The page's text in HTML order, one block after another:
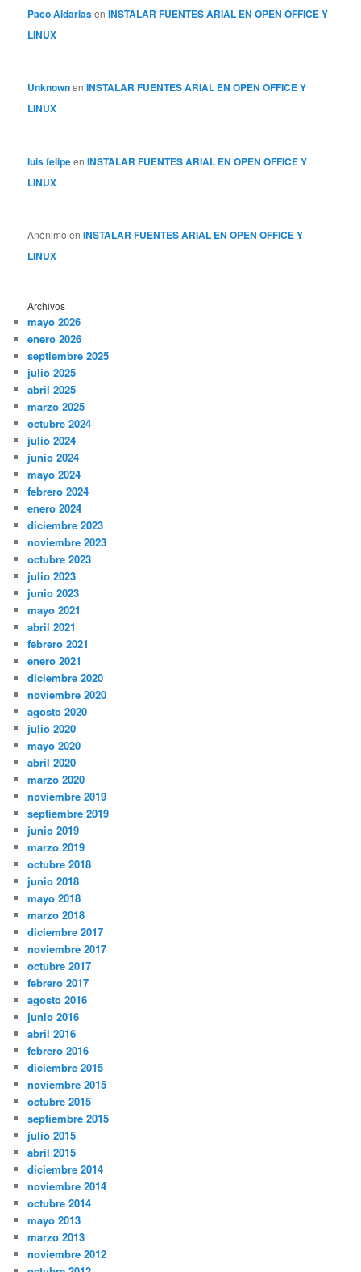
Paco AldariasenINSTALAR FUENTES ARIAL EN OPEN OFFICE Y
LINUX
UnknownenINSTALAR FUENTES ARIAL EN OPEN OFFICE Y
LINUX
luis felipeenINSTALAR FUENTES ARIAL EN OPEN OFFICE Y
LINUX
Anónimo enINSTALAR FUENTES ARIAL EN OPEN OFFICE Y
LINUX
Archivos
mayo 2026
enero 2026
septiembre 2025
julio 2025
abril 2025
marzo 2025
octubre 2024
julio 2024
junio 2024
mayo 2024
febrero 2024
enero 2024
diciembre 2023
noviembre 2023
octubre 2023
julio 2023
junio 2023
mayo 2021
abril 2021
febrero 2021
enero 2021
diciembre 2020
noviembre 2020
agosto 2020
julio 2020
mayo 2020
abril 2020
marzo 2020
noviembre 2019
septiembre 2019
junio 2019
marzo 2019
octubre 2018
junio 2018
mayo 2018
marzo 2018
diciembre 2017
noviembre 2017
octubre 2017
febrero 2017
agosto 2016
junio 2016
abril 2016
febrero 2016
diciembre 2015
noviembre 2015
octubre 2015
septiembre 2015
julio 2015
abril 2015
diciembre 2014
noviembre 2014
octubre 2014
mayo 2013
marzo 2013
noviembre 2012